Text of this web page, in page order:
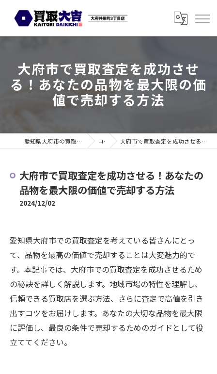
大府市で買取査定を成功させ
る！あなたの品物を最大限の価
値で売却する方法
愛知県大府市の買取なら買取大吉 大府共栄町3丁目店 コラム 大府市で買取査定を成功させる！あなたの品物を最大限の価値で売却する方法
大府市で買取査定を成功させる！あなたの
品物を最大限の価値で売却する方法
2024/12/02
愛知県大府市での買取査定を考えている皆さんにとっ
て、品物を最高の価値で売却することは大変魅力的で
す。本記事では、大府市での買取査定を成功させるため
の秘訣を詳しく解説します。地域市場の特性を理解し、
信頼できる買取店を選ぶ方法、さらに査定で高値を引き
出すコツをお届けします。あなたの大切な品物を最大限
に評価し、最良の条件で売却するためのガイドとして役
立ててください。